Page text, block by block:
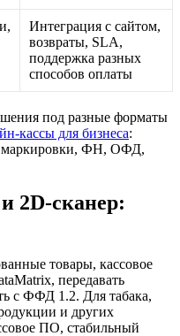
Интеграция с сайтом,
возвраты, SLA,
поддержка разных
способов оплаты
под разные форматы
кассы для бизнеса:
маркировки, ФН, ОФД,
2D-сканер:
товары, кассовое
передавать
с ФФД 1.2. Для табака,
и других
ПО, стабильный